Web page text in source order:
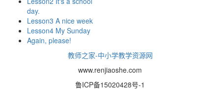
day.
Lesson3 A nice week
Lesson4 My Sunday
Again, please!
教师之家-中小学教学资源网
www.renjiaoshe.com
鲁ICP备15020428号-1